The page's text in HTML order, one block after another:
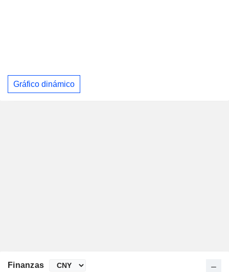
Gráfico dinámico
Finanzas